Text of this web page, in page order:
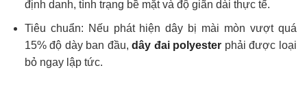
định danh, tình trạng bề mặt và độ giãn dài thực tế.
Tiêu chuẩn: Nếu phát hiện dây bị mài mòn vượt quá
15% độ dày ban đầu,dây đai polyester phải được loại
bỏ ngay lập tức.